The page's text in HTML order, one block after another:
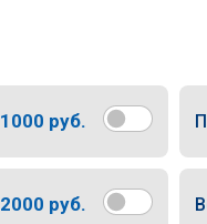
1000 руб.
2000 руб.